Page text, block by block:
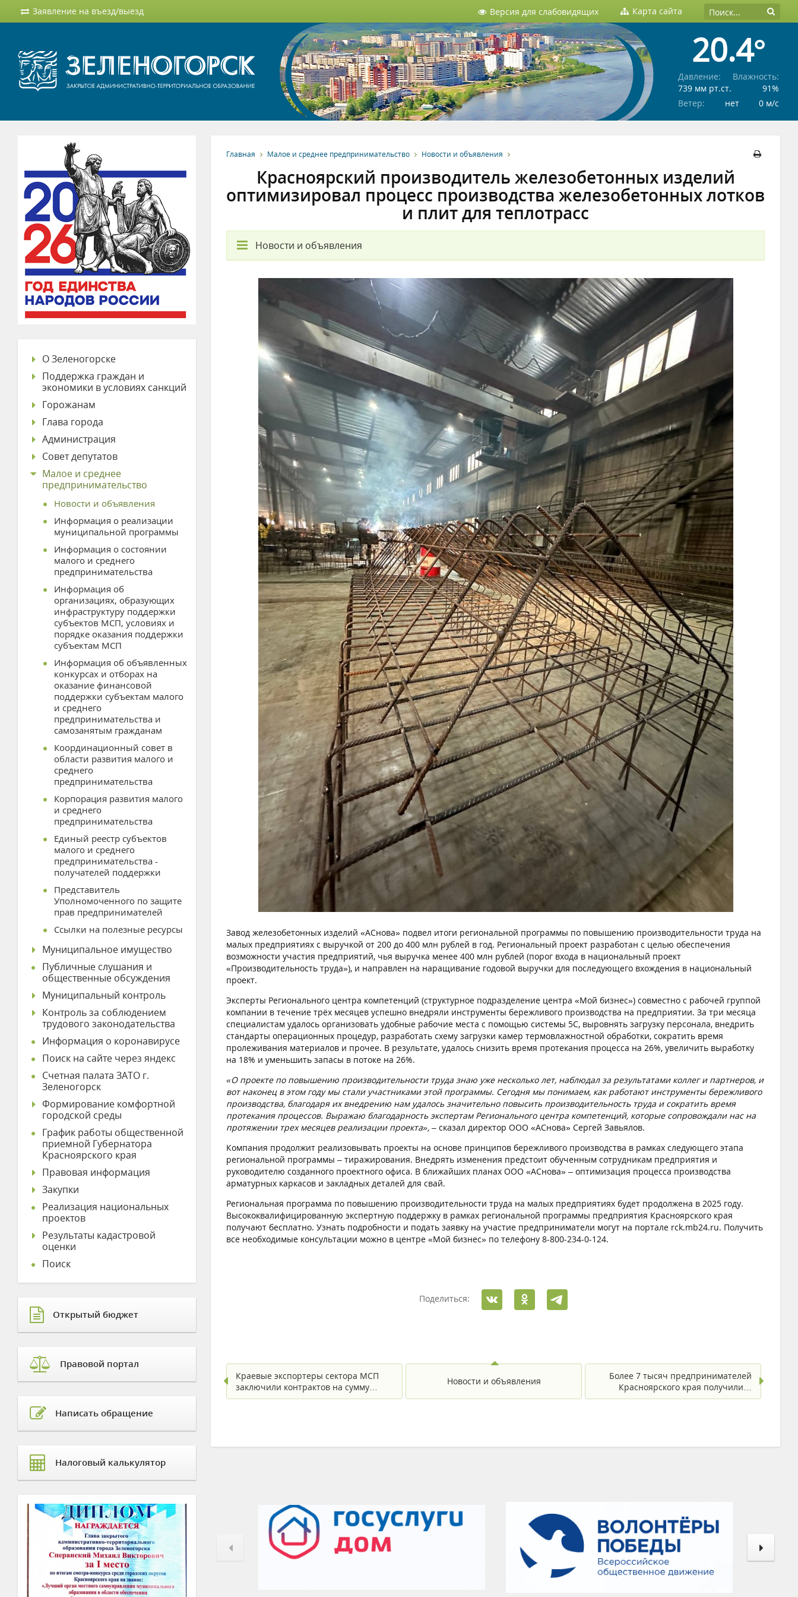
Заявление на въезд/выезд Версия для слабовидящих Карта сайта
20.4°
Давление:
739 мм рт.ст.
Влажность:
91%
Ветер:
нет 0 м/c
Главная Малое и среднее предпринимательство Новости и объявления
Красноярский производитель железобетонных изделий
оптимизировал процесс производства железобетонных лотков
и плит для теплотрасс
Новости и объявления
Завод железобетонных изделий «АСнова» подвел итоги региональной программы по повышению производительности труда на
малых предприятиях с выручкой от 200 до 400 млн рублей в год. Региональный проект разработан с целью обеспечения
возможности участия предприятий, чья выручка менее 400 млн рублей (порог входа в национальный проект
«Производительность труда»), и направлен на наращивание годовой выручки для последующего вхождения в национальный
проект.
Эксперты Регионального центра компетенций (структурное подразделение центра «Мой бизнес») совместно с рабочей группой
компании в течение трёх месяцев успешно внедряли инструменты бережливого производства на предприятии. За три месяца
специалистам удалось организовать удобные рабочие места с помощью системы 5С, выровнять загрузку персонала, внедрить
стандарты операционных процедур, разработать схему загрузки камер термовлажностной обработки, сократить время
пролеживания материалов и прочее. В результате, удалось снизить время протекания процесса на 26%, увеличить выработку
на 18% и уменьшить запасы в потоке на 26%.
«О проекте по повышению производительности труда знаю уже несколько лет, наблюдал за результатами коллег и партнеров, и
вот наконец в этом году мы стали участниками этой программы. Сегодня мы понимаем, как работают инструменты бережливого
производства, благодаря их внедрению нам удалось значительно повысить производительность труда и сократить время
протекания процессов. Выражаю благодарность экспертам Регионального центра компетенций, которые сопровождали нас на
протяжении трех месяцев реализации проекта», – сказал директор ООО «АСнова» Сергей Завьялов.
Компания продолжит реализовывать проекты на основе принципов бережливого производства в рамках следующего этапа
региональной программы – тиражирования. Внедрять изменения предстоит обученным сотрудникам предприятия и
руководителю созданного проектного офиса. В ближайших планах ООО «АСнова» – оптимизация процесса производства
арматурных каркасов и закладных деталей для свай.
Региональная программа по повышению производительности труда на малых предприятиях будет продолжена в 2025 году.
Высококвалифицированную экспертную поддержку в рамках региональной программы предприятия Красноярского края
получают бесплатно. Узнать подробности и подать заявку на участие предприниматели могут на портале rck.mb24.ru. Получить
все необходимые консультации можно в центре «Мой бизнес» по телефону 8-800-234-0-124.
Поделиться:
Краевые экспортеры сектора МСП
заключили контрактов на сумму…
Новости и объявления
Более 7 тысяч предпринимателей
Красноярского края получили…
О Зеленогорске
Поддержка граждан и
экономики в условиях санкций
Горожанам
Глава города
Администрация
Совет депутатов
Малое и среднее
предпринимательство
Новости и объявления
Информация о реализации
муниципальной программы
Информация о состоянии
малого и среднего
предпринимательства
Информация об
организациях, образующих
инфраструктуру поддержки
субъектов МСП, условиях и
порядке оказания поддержки
субъектам МСП
Информация об объявленных
конкурсах и отборах на
оказание финансовой
поддержки субъектам малого
и среднего
предпринимательства и
самозанятым гражданам
Координационный совет в
области развития малого и
среднего
предпринимательства
Корпорация развития малого
и среднего
предпринимательства
Единый реестр субъектов
малого и среднего
предпринимательства -
получателей поддержки
Представитель
Уполномоченного по защите
прав предпринимателей
Ссылки на полезные ресурсы
Муниципальное имущество
Публичные слушания и
общественные обсуждения
Муниципальный контроль
Контроль за соблюдением
трудового законодательства
Информация о коронавирусе
Поиск на сайте через яндекс
Счетная палата ЗАТО г.
Зеленогорск
Формирование комфортной
городской среды
График работы общественной
приемной Губернатора
Красноярского края
Правовая информация
Закупки
Реализация национальных
проектов
Результаты кадастровой
оценки
Поиск
Открытый бюджет
Правовой портал
Написать обращение
Налоговый калькулятор